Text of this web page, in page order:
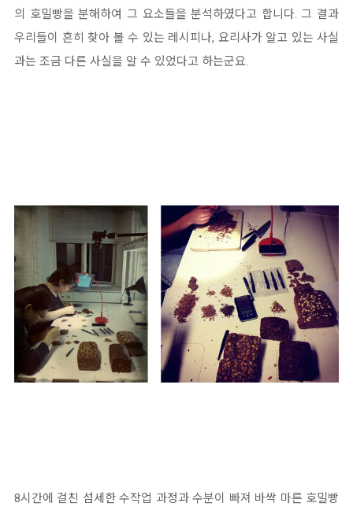
의 호밀빵을 분해하여 그 요소들을 분석하였다고 합니다. 그 결과
우리들이 흔히 찾아 볼 수 있는 레시피나, 요리사가 알고 있는 사실
과는 조금 다른 사실을 알 수 있었다고 하는군요.
8시간에 걸친 섬세한 수작업 과정과 수분이 빠져 바싹 마른 호밀빵